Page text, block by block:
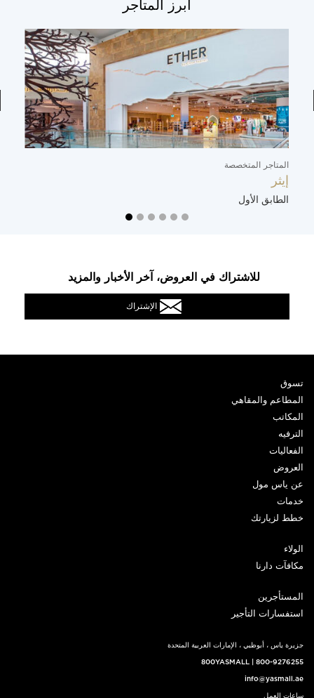
أبرز المتاجر
المتاجر المتخصصة
إيثر
الطابق الأول
للاشتراك في العروض، آخر الأخبار والمزيد
الإشتراك
تسوق
المطاعم والمقاهي
المكاتب
الترفيه
الفعاليات
العروض
عن ياس مول
خدمات
خطط لزيارتك
الولاء
مكافآت دارنا
المستأجرين
استفسارات التأجير
جزيرة ياس ، أبوظبي ، الإمارات العربية المتحدة
800YASMALL 800-9276255
info@yasmall.ae
ساعات العمل